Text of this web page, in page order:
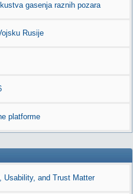
gasenja raznih pozara
Rusije
platforme
Usability, and Trust Matter